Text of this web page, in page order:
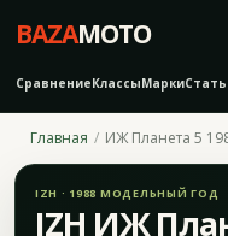
BAZAMOTO
СравнениеКлассыМарки
Главная ИЖ Планета 5
IZH · 1988 МОДЕЛЬНЫЙ ГОД
IZH ИЖ